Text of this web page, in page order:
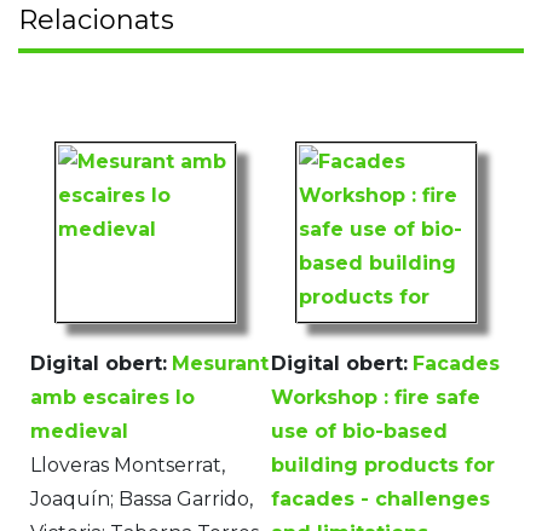
Relacionats
Digital obert: Mesurant
amb escaires lo
medieval
Lloveras Montserrat,
Joaquín; Bassa Garrido,
Digital obert: Facades
Workshop : fire safe
use of bio-based
building products for
facades - challenges